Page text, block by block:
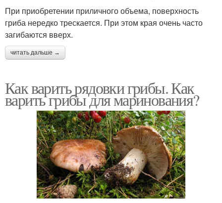
При приобретении приличного объема, поверхность
гриба нередко трескается. При этом края очень часто
загибаются вверх.
читать дальше →
Как варить рядовки грибы. Как
варить грибы для маринования?